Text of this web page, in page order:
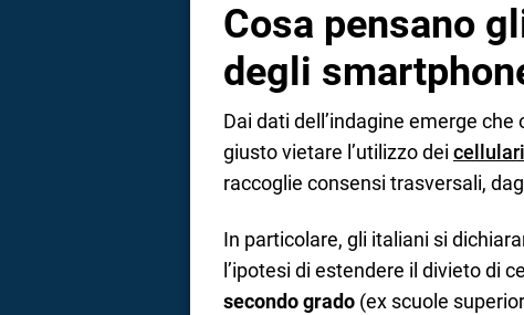
Cosa pensano
degli
Dai dati dell’indagine emerge che
giusto vietare l’utilizzo dei
raccoglie consensi trasversali,
In particolare, gli italiani si
l’ipotesi di estendere il divieto di
secondo grado (ex scuole